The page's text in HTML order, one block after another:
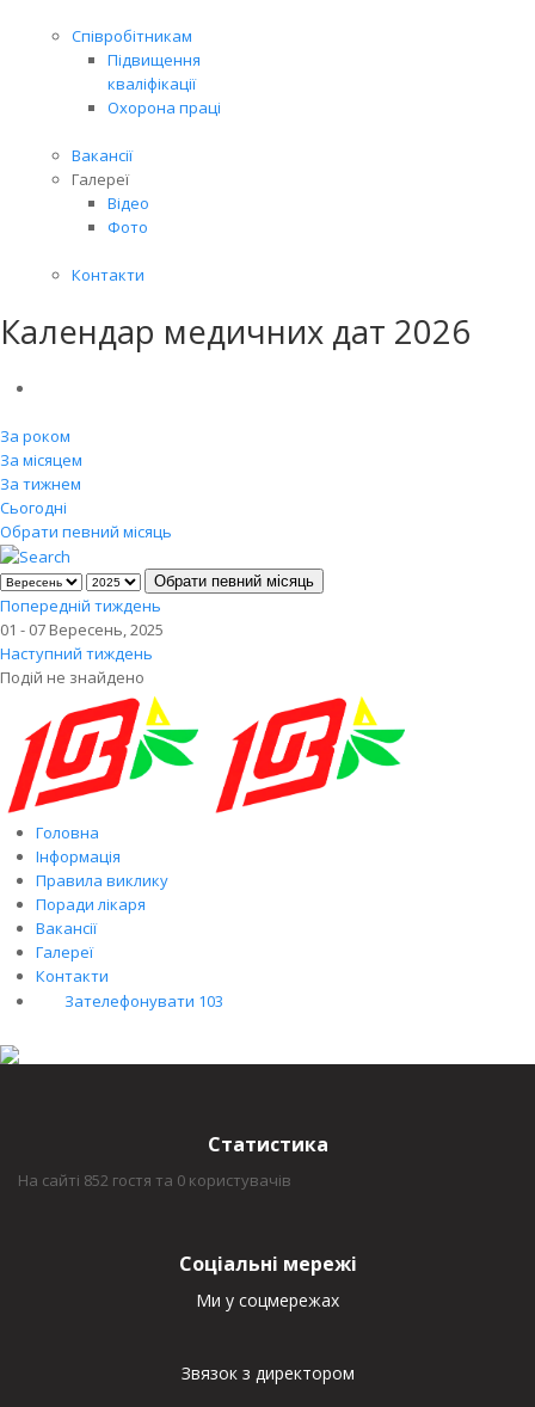
Співробітникам
Підвищення
кваліфікації
Охорона праці
Вакансії
Галереї
Відео
Фото
Контакти
Календар медичних дат 2026
За роком
За місяцем
За тижнем
Сьогодні
Обрати певний місяць
Обрати певний місяць
Попередній тиждень
01 - 07 Вересень, 2025
Наступний тиждень
Подій не знайдено
Головна
Інформація
Правила виклику
Поради лікаря
Вакансії
Галереї
Контакти
Зателефонувати 103
Статистика
На сайті 852 гостя та 0 користувачів
Соціальні мережі
Ми у соцмережах
Звязок з директором